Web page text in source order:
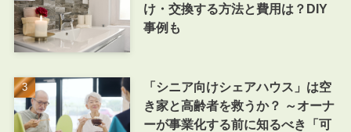
け・交換する方法と費用は？DIY
事例も
「シニア向けシェアハウス」は空
き家と高齢者を救うか？ ～オーナ
ーが事業化する前に知るべき「可